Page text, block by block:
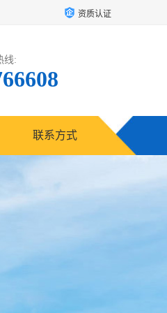
资质认证
线:
联系方式